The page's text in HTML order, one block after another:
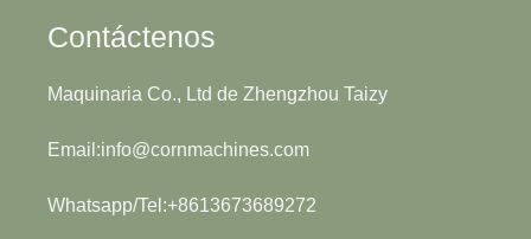
Contáctenos
Maquinaria Co., Ltd de Zhengzhou Taizy
Email:info@cornmachines.com
Whatsapp/Tel:+8613673689272